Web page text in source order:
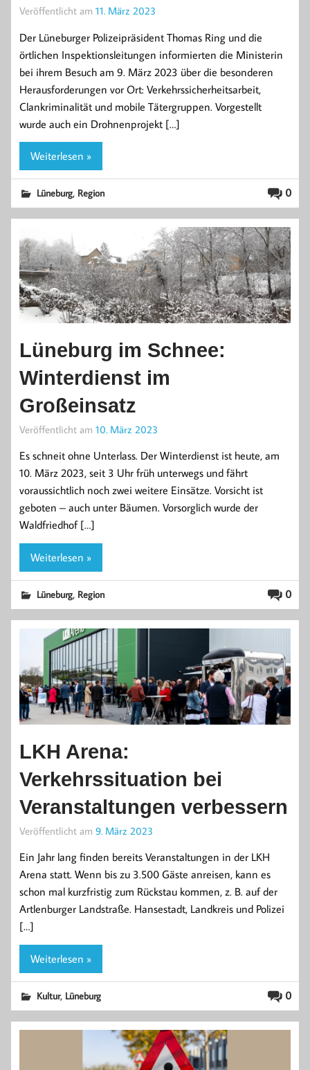
Veröffentlicht am 11. März 2023
Der Lüneburger Polizeipräsident Thomas Ring und die
örtlichen Inspektionsleitungen informierten die Ministerin
bei ihrem Besuch am 9. März 2023 über die besonderen
Herausforderungen vor Ort: Verkehrssicherheitsarbeit,
Clankriminalität und mobile Tätergruppen. Vorgestellt
wurde auch ein Drohnenprojekt […]
Weiterlesen »
0
Lüneburg, Region
Lüneburg im Schnee:
Winterdienst im
Großeinsatz
Veröffentlicht am 10. März 2023
Es schneit ohne Unterlass. Der Winterdienst ist heute, am
10. März 2023, seit 3 Uhr früh unterwegs und fährt
voraussichtlich noch zwei weitere Einsätze. Vorsicht ist
geboten – auch unter Bäumen. Vorsorglich wurde der
Waldfriedhof […]
Weiterlesen »
0
Lüneburg, Region
LKH Arena:
Verkehrssituation bei
Veranstaltungen verbessern
Veröffentlicht am 9. März 2023
Ein Jahr lang finden bereits Veranstaltungen in der LKH
Arena statt. Wenn bis zu 3.500 Gäste anreisen, kann es
schon mal kurzfristig zum Rückstau kommen, z. B. auf der
Artlenburger Landstraße. Hansestadt, Landkreis und Polizei
[…]
Weiterlesen »
0
Kultur, Lüneburg